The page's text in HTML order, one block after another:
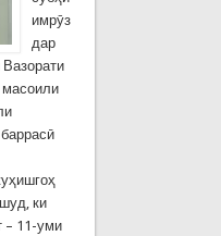
имрӯз
дар
масоили
ки
– 11-уми